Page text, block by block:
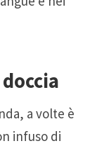
a volte è
infuso di